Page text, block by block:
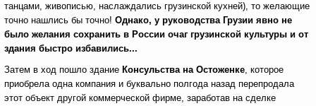
танцами, живописью, наслаждались грузинской кухней), то желающие
точно нашлись бы точно! Однако, у руководства Грузии явно не
было желания сохранить в России очаг грузинской культуры и от
здания быстро избавились...
Затем в ход пошло здание Консульства на Остоженке, которое
приобрела одна компания и буквально полгода назад перепродала
этот объект другой коммерческой фирме, заработав на сделке